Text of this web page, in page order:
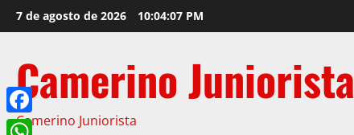
7 de agosto de 2026 10:04:08 PM
Camerino Juniorista
Camerino Juniorista
Facebook